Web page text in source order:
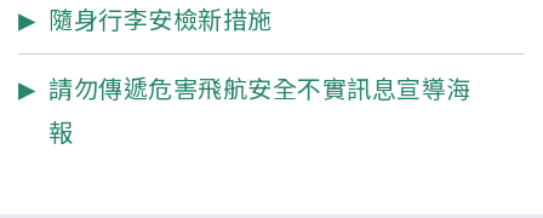
隨身行李安檢新措施
請勿傳遞危害飛航安全不實訊息宣導海
報